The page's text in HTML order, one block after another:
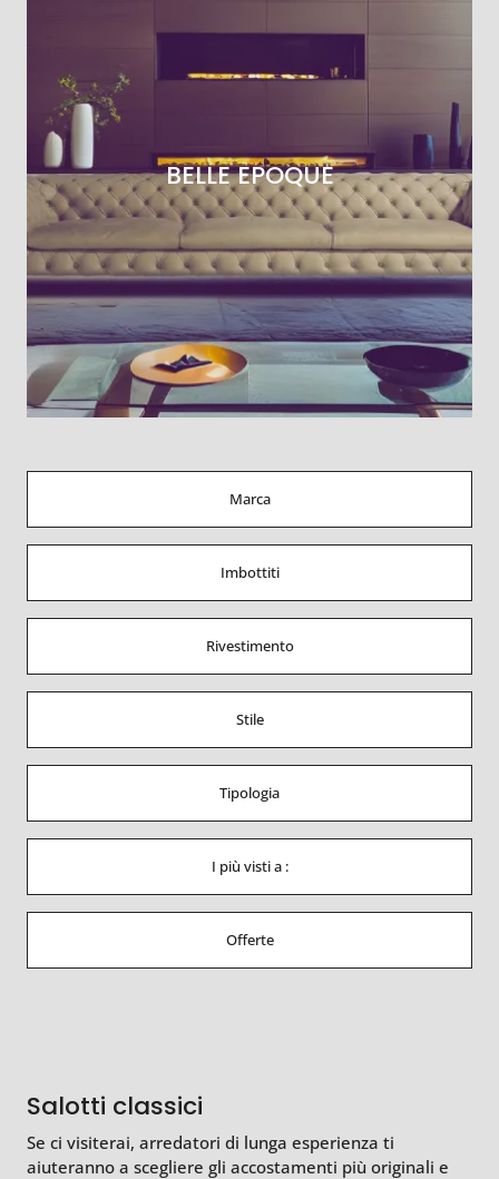
Marca
Imbottiti
Rivestimento
Stile
Tipologia
I più visti a :
Offerte
BELLE EPOQUE
Salotti classici
Se ci visiterai, arredatori di lunga esperienza ti
aiuteranno a scegliere gli accostamenti più originali e